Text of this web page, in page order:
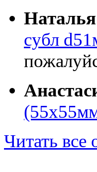
Наталья
субл
Читать все